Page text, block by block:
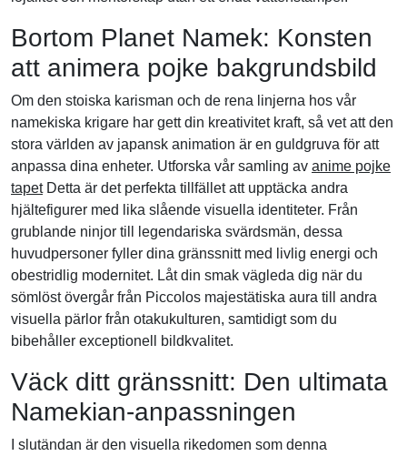
Bortom Planet Namek: Konsten
att animera pojke bakgrundsbild
Om den stoiska karisman och de rena linjerna hos vår
namekiska krigare har gett din kreativitet kraft, så vet att den
stora världen av japansk animation är en guldgruva för att
anpassa dina enheter. Utforska vår samling av anime pojke
tapetDetta är det perfekta tillfället att upptäcka andra
hjältefigurer med lika slående visuella identiteter. Från
grublande ninjor till legendariska svärdsmän, dessa
huvudpersoner fyller dina gränssnitt med livlig energi och
obestridlig modernitet. Låt din smak vägleda dig när du
sömlöst övergår från Piccolos majestätiska aura till andra
visuella pärlor från otakukulturen, samtidigt som du
bibehåller exceptionell bildkvalitet.
Väck ditt gränssnitt: Den ultimata
Namekian-anpassningen
I slutändan är den visuella rikedomen som denna